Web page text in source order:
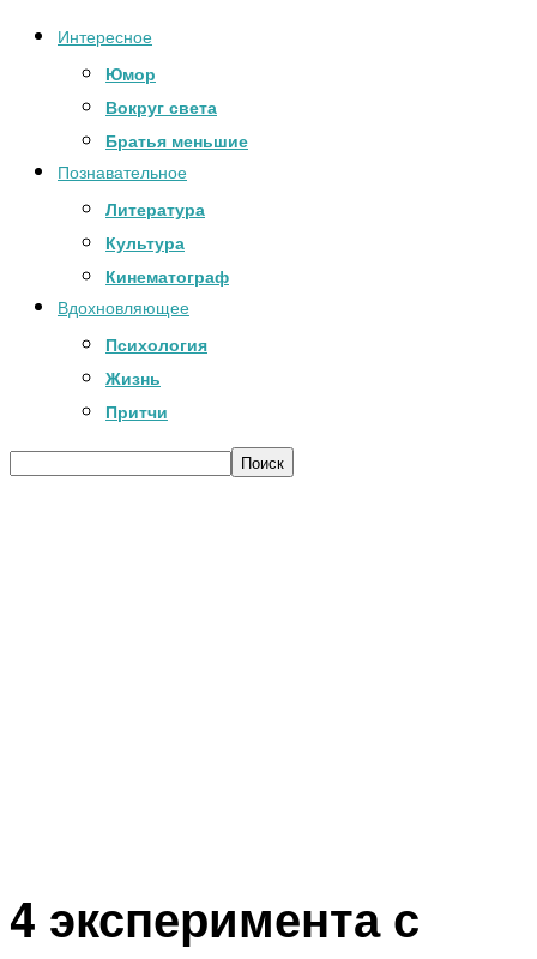
Интересное
Юмор
Вокруг света
Братья меньшие
Познавательное
Литература
Культура
Кинематограф
Вдохновляющее
Психология
Жизнь
Притчи
4 эксперимента с